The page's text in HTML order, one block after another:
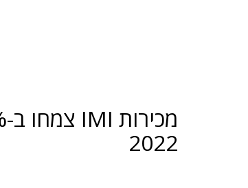
2022